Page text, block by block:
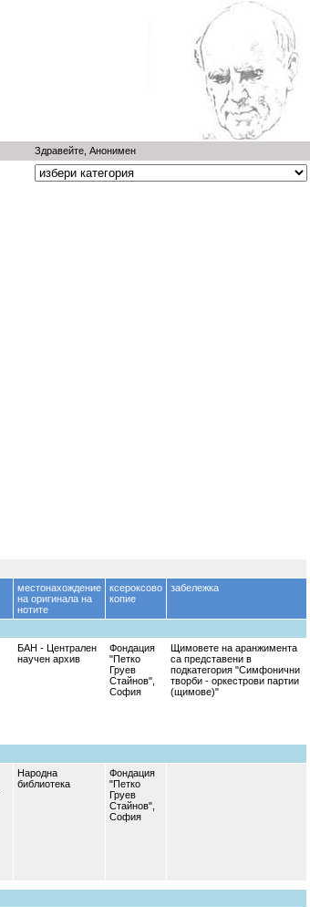
Здравейте, Анонимен
местонахождение
на оригинала на
нотите
ксероксово
копие
забележка
БАН - Централен
научен архив
Фондация
"Петко
Груев
Стайнов",
София
Щимовете на аранжимента
са представени в
подкатегория "Симфонични
творби - оркестрови партии
(щимове)"
Народна
библиотека
Фондация
"Петко
Груев
Стайнов",
София